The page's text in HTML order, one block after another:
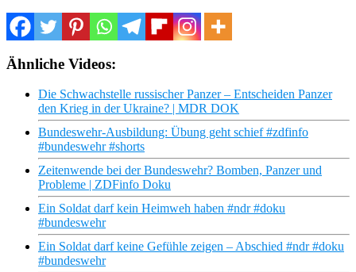
Ähnliche Videos:
Die Schwachstelle russischer Panzer – Entscheiden Panzer
den Krieg in der Ukraine? | MDR DOK
Bundeswehr-Ausbildung: Übung geht schief #zdfinfo
#bundeswehr #shorts
Zeitenwende bei der Bundeswehr? Bomben, Panzer und
Probleme | ZDFinfo Doku
Ein Soldat darf kein Heimweh haben #ndr #doku
#bundeswehr
Ein Soldat darf keine Gefühle zeigen – Abschied #ndr #doku
#bundeswehr